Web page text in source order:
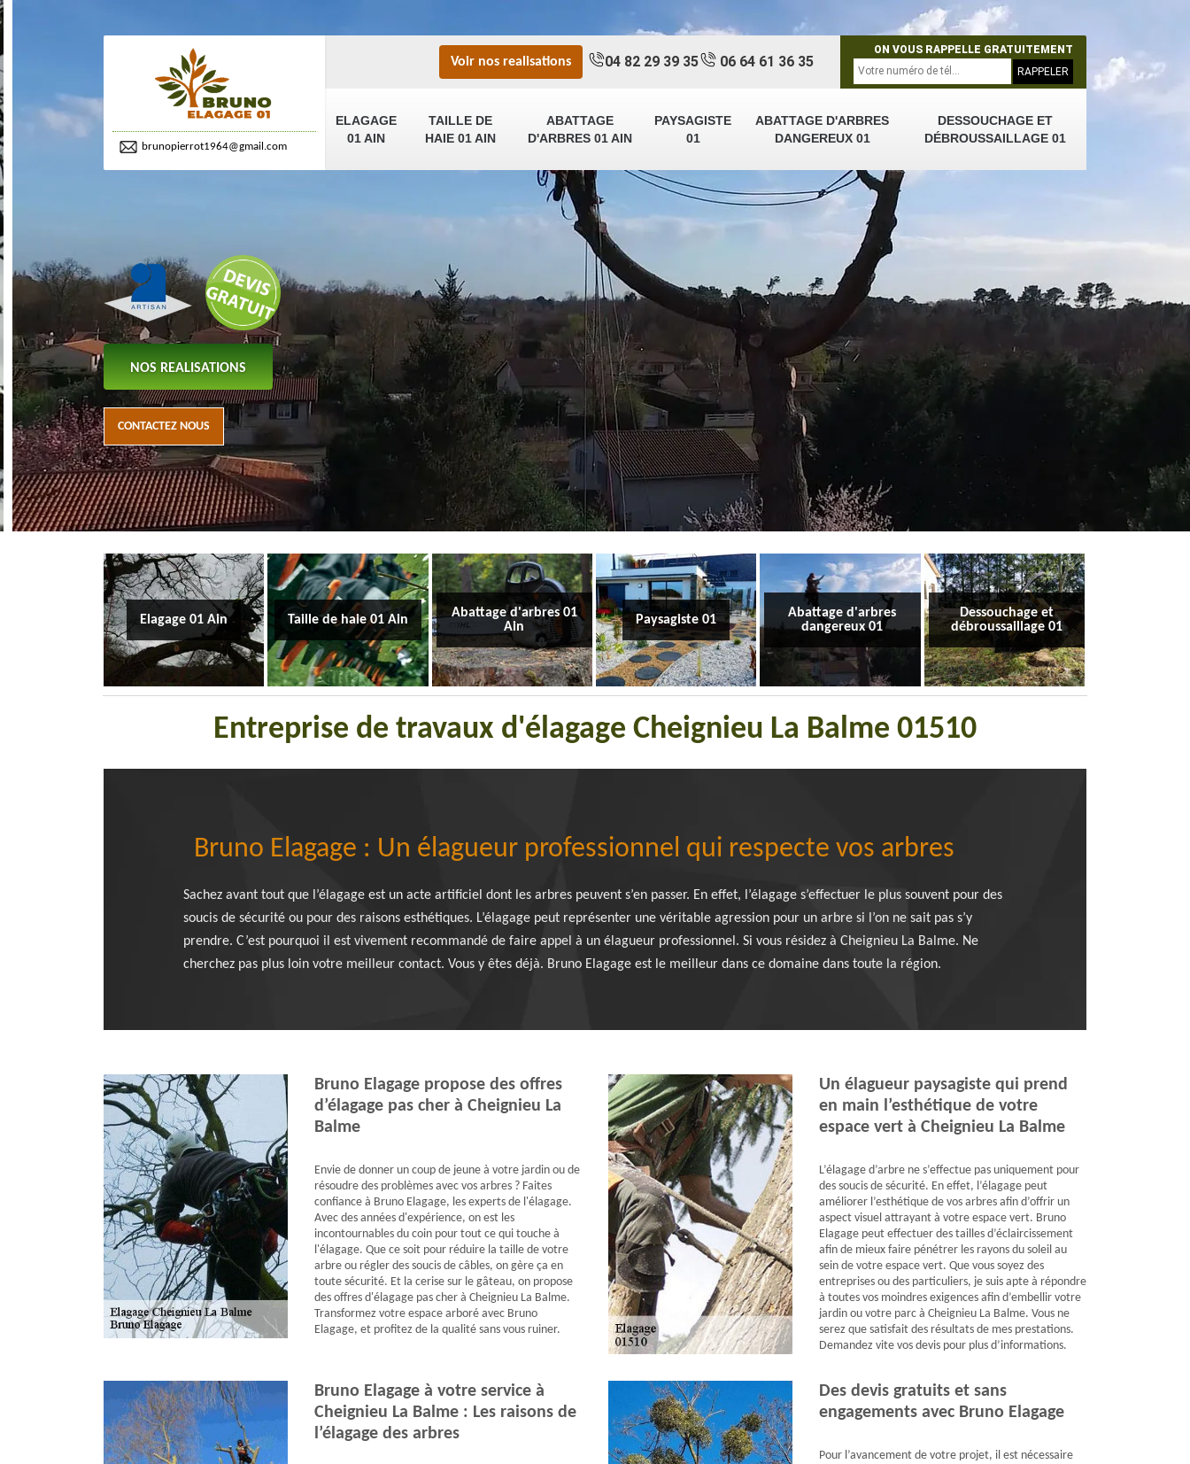
brunopierrot1964@gmail.com
ELAGAGE
01 AIN
TAILLE DE
HAIE 01 AIN
ABATTAGE
D'ARBRES 01 AIN
PAYSAGISTE
01
ABATTAGE D'ARBRES
DANGEREUX 01
DESSOUCHAGE ET
DÉBROUSSAILLAGE 01
Voir nos realisations 04 82 29 39 35 06 64 61 36 35
ON VOUS RAPPELLE GRATUITEMENT
NOS REALISATIONS
CONTACTEZ NOUS
Elagage 01 Ain Taille de haie 01 Ain
Abattage d'arbres 01
Ain
Paysagiste 01
Abattage d'arbres
dangereux 01
Dessouchage et
débroussaillage 01
Entreprise de travaux d'élagage Cheignieu La Balme 01510
Bruno Elagage : Un élagueur professionnel qui respecte vos arbres
Sachez avant tout que l’élagage est un acte artificiel dont les arbres peuvent s’en passer. En effet, l’élagage s’effectuer le plus souvent pour des
soucis de sécurité ou pour des raisons esthétiques. L’élagage peut représenter une véritable agression pour un arbre si l’on ne sait pas s’y
prendre. C’est pourquoi il est vivement recommandé de faire appel à un élagueur professionnel. Si vous résidez à Cheignieu La Balme. Ne
cherchez pas plus loin votre meilleur contact. Vous y êtes déjà. Bruno Elagage est le meilleur dans ce domaine dans toute la région.
Bruno Elagage propose des offres
d’élagage pas cher à Cheignieu La
Balme
Envie de donner un coup de jeune à votre jardin ou de
résoudre des problèmes avec vos arbres ? Faites
confiance à Bruno Elagage, les experts de l'élagage.
Avec des années d'expérience, on est les
incontournables du coin pour tout ce qui touche à
l'élagage. Que ce soit pour réduire la taille de votre
arbre ou régler des soucis de câbles, on gère ça en
toute sécurité. Et la cerise sur le gâteau, on propose
des offres d'élagage pas cher à Cheignieu La Balme.
Transformez votre espace arboré avec Bruno
Elagage, et profitez de la qualité sans vous ruiner.
Un élagueur paysagiste qui prend
en main l’esthétique de votre
espace vert à Cheignieu La Balme
L’élagage d’arbre ne s’effectue pas uniquement pour
des soucis de sécurité. En effet, l’élagage peut
améliorer l’esthétique de vos arbres afin d’offrir un
aspect visuel attrayant à votre espace vert. Bruno
Elagage peut effectuer des tailles d’éclaircissement
afin de mieux faire pénétrer les rayons du soleil au
sein de votre espace vert. Que vous soyez des
entreprises ou des particuliers, je suis apte à répondre
à toutes vos moindres exigences afin d’embellir votre
jardin ou votre parc à Cheignieu La Balme. Vous ne
serez que satisfait des résultats de mes prestations.
Demandez vite vos devis pour plus d’informations.
Bruno Elagage à votre service à
Cheignieu La Balme : Les raisons de
l’élagage des arbres
Des devis gratuits et sans
engagements avec Bruno Elagage
Pour l’avancement de votre projet, il est nécessaire